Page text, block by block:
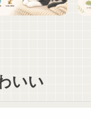
いい